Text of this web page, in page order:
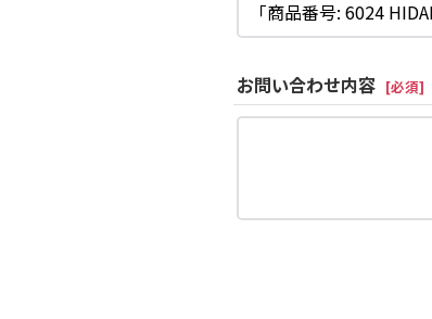
お問い合わせ内容 [必須]